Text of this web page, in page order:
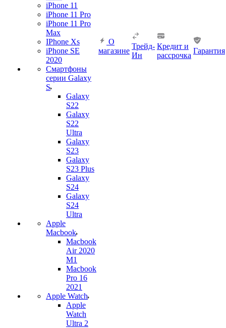
iPhone 11
iPhone 11 Pro
iPhone 11 Pro
Max
IPhone Xs
iPhone SE
2020
Смартфоны
серии Galaxy
S
Galaxy
S22
Galaxy
S22
Ultra
Galaxy
S23
Galaxy
S23 Plus
Galaxy
S24
Galaxy
S24
Ultra
Apple
Macbook
Macbook
Air 2020
M1
Macbook
Pro 16
2021
Apple Watch
Apple
Watch
Ultra 2
О
магазине
Трейд-
Ин
Кредит и
рассрочка
Гарантия